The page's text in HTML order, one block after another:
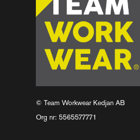
© Team Workwear Kedjan AB
Org nr: 5565577771